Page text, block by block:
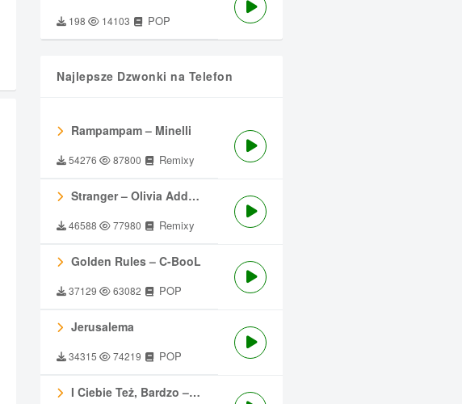
198 14103 POP
Najlepsze Dzwonki na Telefon
Rampampam – Minelli
54276 87800 Remixy
Stranger – Olivia Addams
46588 77980 Remixy
Golden Rules – C-BooL
37129 63082 POP
Jerusalema
34315 74219 POP
I Ciebie Też, Bardzo – Męskie Granie